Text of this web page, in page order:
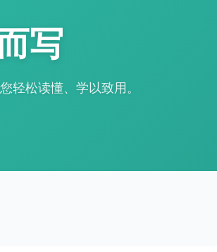
写
轻松读懂、学以致用。